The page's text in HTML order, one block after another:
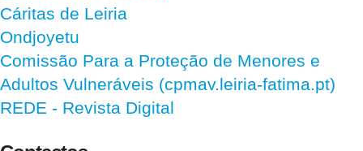
Cáritas de Leiria
Ondjoyetu
Comissão Para a Proteção de Menores e
Adultos Vulneráveis (cpmav.leiria-fatima.pt)
REDE - Revista Digital